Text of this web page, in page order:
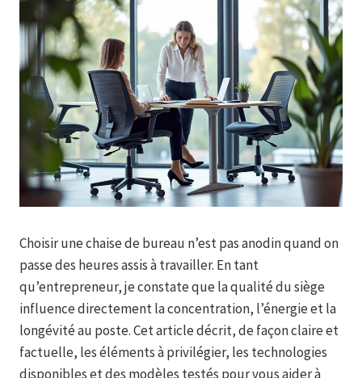
Choisir une chaise de bureau n’est pas anodin quand on
passe des heures assis à travailler. En tant
qu’entrepreneur, je constate que la qualité du siège
influence directement la concentration, l’énergie et la
longévité au poste. Cet article décrit, de façon claire et
factuelle, les éléments à privilégier, les technologies
disponibles et des modèles testés pour vous aider à